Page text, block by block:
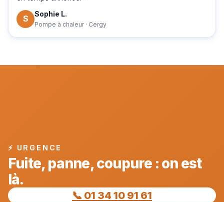
S Sophie L.
Pompe à chaleur · Cergy
⚡ URGENCE
Fuite, panne, coupure : on est
là.
📞 01 34 10 91 61